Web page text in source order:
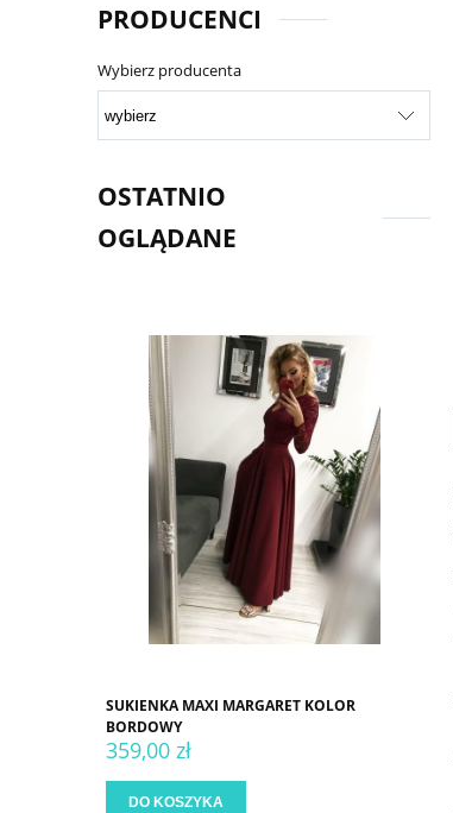
PRODUCENCI
Wybierz producenta
OSTATNIO
OGLĄDANE
SUKIENKA MAXI MARGARET KOLOR
BORDOWY
359,00 zł
DO KOSZYKA